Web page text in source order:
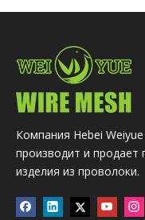
Компания Hebei
производит и продает
изделия из проволоки.